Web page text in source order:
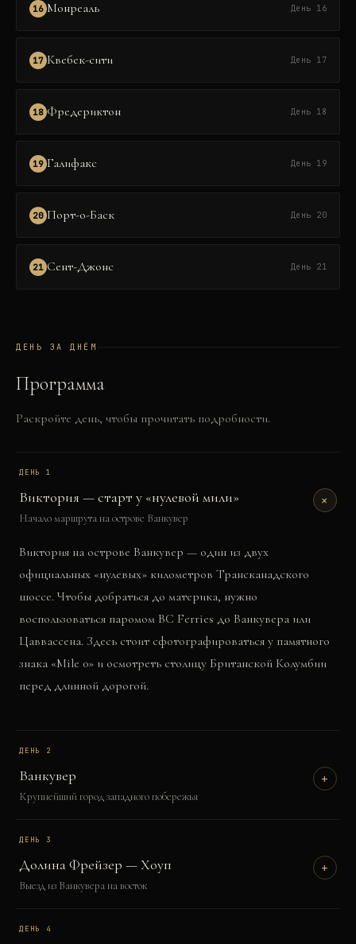
16 Монреаль День 16
17 Квебек-сити День 17
18 Фредериктон День 18
19 Галифакс День 19
20 Порт-о-Баск День 20
21 Сент-Джонс День 21
ДЕНЬ ЗА ДНЁМ
Программа
Раскройте день, чтобы прочитать подробности.
ДЕНЬ 1
Виктория — старт у «нулевой мили»
Начало маршрута на острове Ванкувер
+
Виктория на острове Ванкувер — один из двух
официальных «нулевых» километров Трансканадского
шоссе. Чтобы добраться до материка, нужно
воспользоваться паромом BC Ferries до Ванкувера или
Цаввассена. Здесь стоит сфотографироваться у памятного
знака «Mile 0» и осмотреть столицу Британской Колумбии
перед длинной дорогой.
ДЕНЬ 2
Ванкувер
Крупнейший город западного побережья
+
ДЕНЬ 3
Долина Фрейзер — Хоуп
Выезд из Ванкувера на восток
+
ДЕНЬ 4